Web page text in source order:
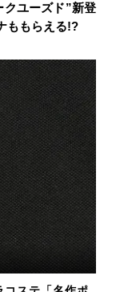
クユーズド”新登
ももらえる!?